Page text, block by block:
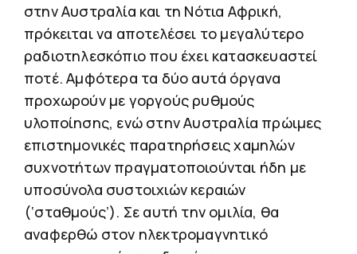
στην Αυστραλία και τη Νότια Αφρική,
πρόκειται να αποτελέσει το μεγαλύτερο
ραδιοτηλεσκόπιο που έχει κατασκευαστεί
ποτέ. Αμφότερα τα δύο αυτά όργανα
προχωρούν με γοργούς ρυθμούς
υλοποίησης, ενώ στην Αυστραλία πρώιμες
επιστημονικές παρατηρήσεις χαμηλών
συχνοτήτων πραγματοποιούνται ήδη με
υποσύνολα συστοιχιών κεραιών
(‘σταθμούς’). Σε αυτή την ομιλία, θα
αναφερθώ στον ηλεκτρομαγνητικό